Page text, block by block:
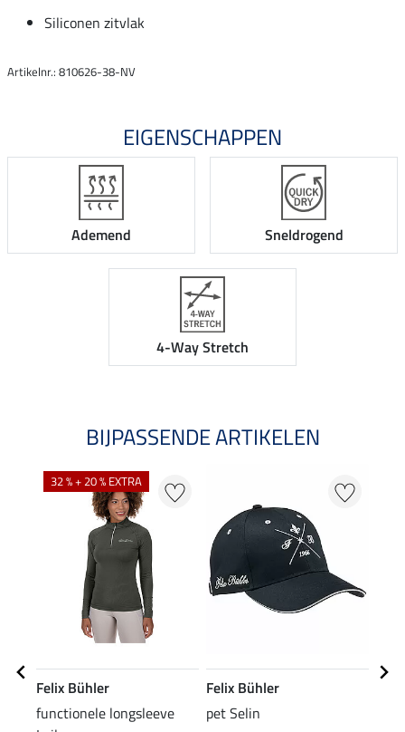
Siliconen zitvlak
Artikelnr.: 810626-38-NV
EIGENSCHAPPEN
Ademend Sneldrogend
4-Way Stretch
BIJPASSENDE ARTIKELEN
32 % + 20 % EXTRA
Felix Bühler
functionele longsleeve
Felix Bühler
pet Selin